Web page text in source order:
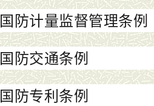
国防计量监督管理条例
国防交通条例
国防专利条例